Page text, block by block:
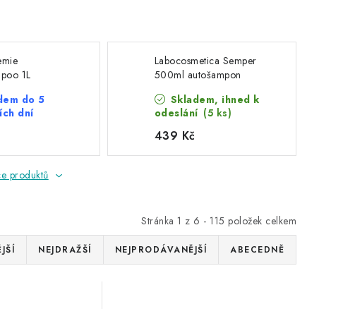
1L
do 5
dní
Labocosmetica Semper
500ml autošampon
Skladem, ihned k
odeslání (5 ks)
439 Kč
produktů
Stránka 1 z 6 - 115 položek celkem
NEJDRAŽŠÍ NEJPRODÁVANĚJŠÍ ABECEDNĚ